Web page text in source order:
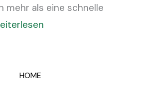
mehr als eine schnelle
HOME